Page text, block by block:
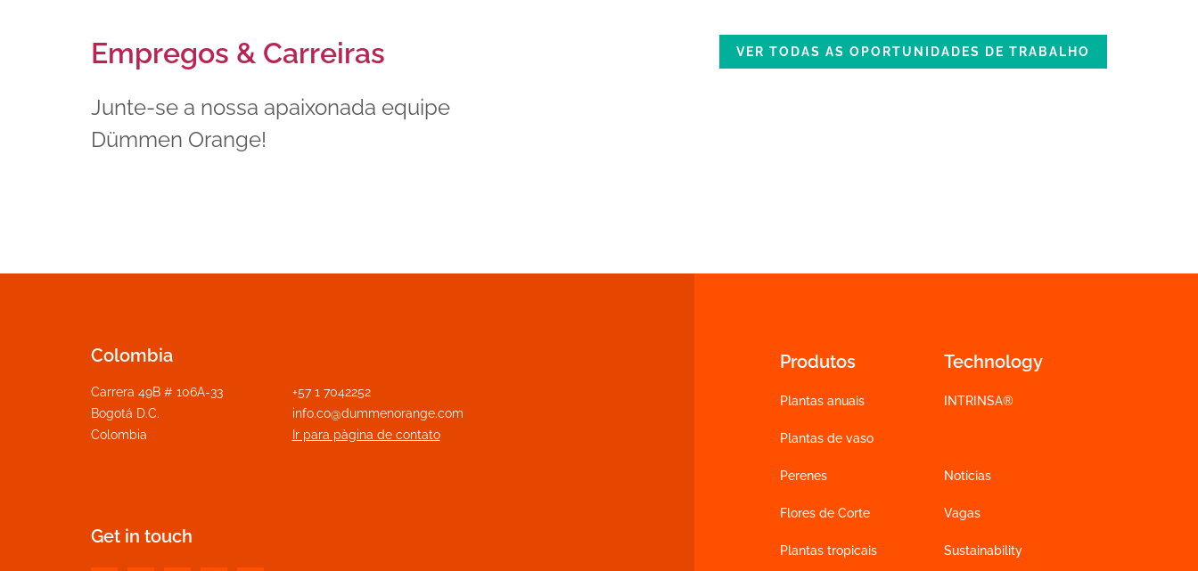
Empregos & Carreiras
Junte-se a nossa apaixonada equipe
Dümmen Orange!
VER TODAS AS OPORTUNIDADES DE TRABALHO
Produtos
Plantas anuais
Plantas de vaso
Perenes
Flores de Corte
Plantas tropicais
Technology
INTRINSA®
Notícias
Vagas
Sustainability
Colombia
Carrera 49B # 106A-33
Bogotá D.C.
Colombia
+57 1 7042252
info.co@dummenorange.com
Ir para pàgina de contato
Get in touch